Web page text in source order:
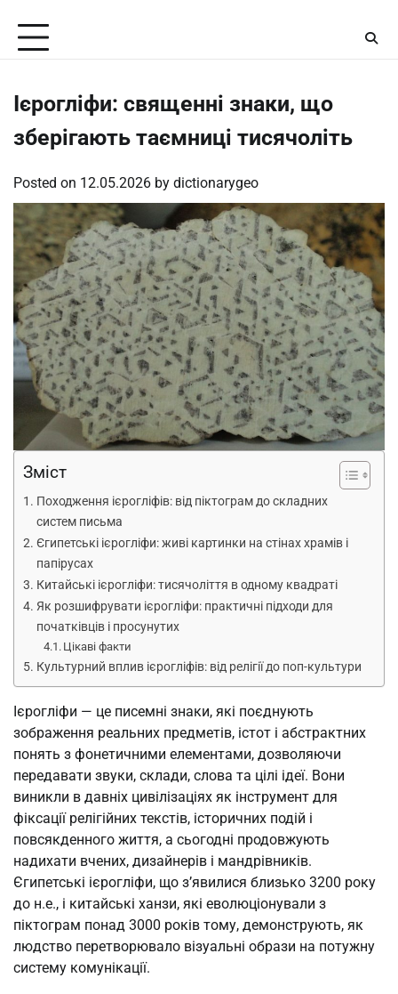
content
Ієрогліфи: священні знаки, що
зберігають таємниці тисячоліть
Posted on 12.05.2026 by dictionarygeo
Зміст
Походження ієрогліфів: від піктограм до складних
систем письма
Єгипетські ієрогліфи: живі картинки на стінах храмів і
папірусах
Китайські ієрогліфи: тисячоліття в одному квадраті
Як розшифрувати ієрогліфи: практичні підходи для
початківців і просунутих
Цікаві факти
Культурний вплив ієрогліфів: від релігії до поп-культури
Ієрогліфи — це писемні знаки, які поєднують
зображення реальних предметів, істот і абстрактних
понять з фонетичними елементами, дозволяючи
передавати звуки, склади, слова та цілі ідеї. Вони
виникли в давніх цивілізаціях як інструмент для
фіксації релігійних текстів, історичних подій і
повсякденного життя, а сьогодні продовжують
надихати вчених, дизайнерів і мандрівників.
Єгипетські ієрогліфи, що з’явилися близько 3200 року
до н.е., і китайські ханзи, які еволюціонували з
піктограм понад 3000 років тому, демонструють, як
людство перетворювало візуальні образи на потужну
систему комунікації.